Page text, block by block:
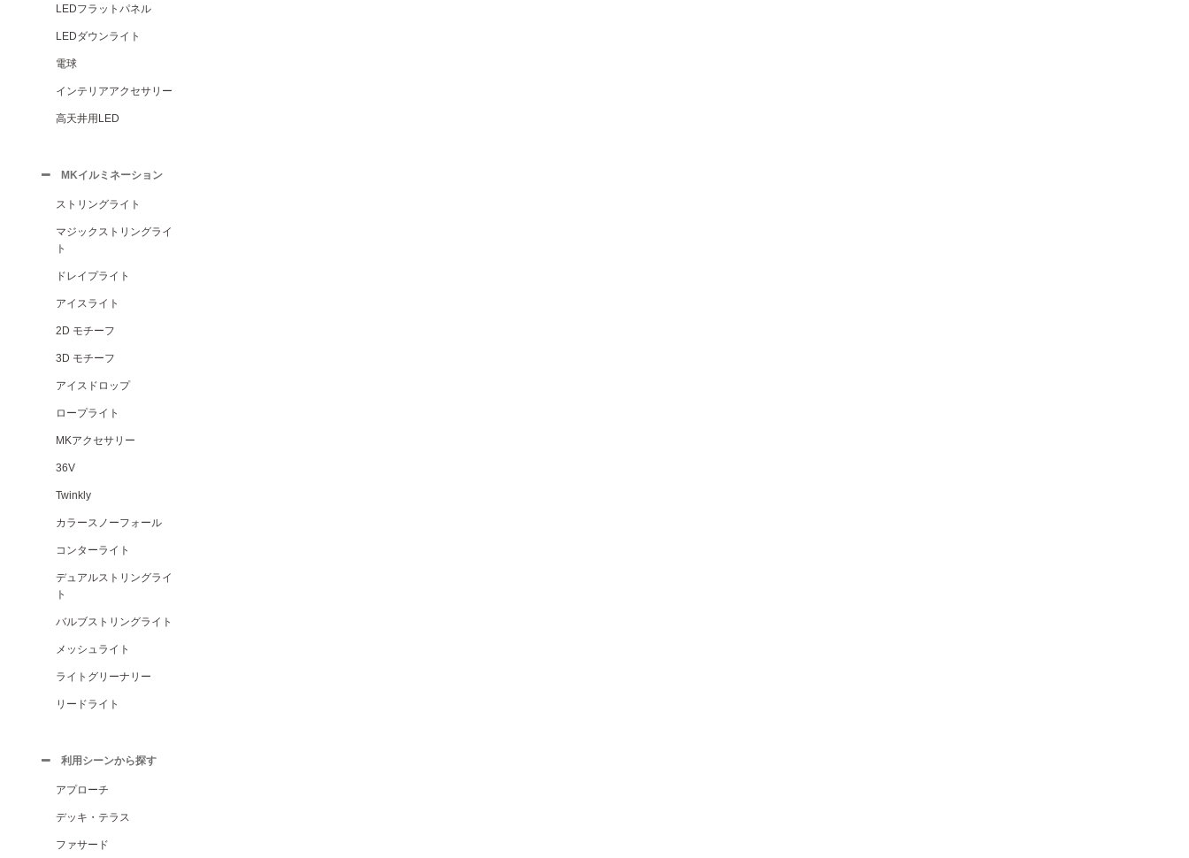
LEDフラットパネル
LEDダウンライト
電球
インテリアアクセサリー
高天井用LED
MKイルミネーション
ストリングライト
マジックストリングライ
ト
ドレイプライト
アイスライト
2D モチーフ
3D モチーフ
アイスドロップ
ロープライト
MKアクセサリー
36V
Twinkly
カラースノーフォール
コンターライト
デュアルストリングライ
ト
バルブストリングライト
メッシュライト
ライトグリーナリー
リードライト
利用シーンから探す
アプローチ
デッキ・テラス
ファサード